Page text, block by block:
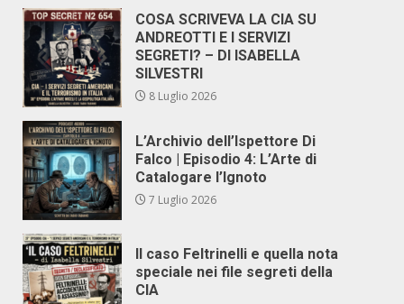
COSA SCRIVEVA LA CIA SU
ANDREOTTI E I SERVIZI
SEGRETI? – DI ISABELLA
SILVESTRI
8 Luglio 2026
L’Archivio dell’Ispettore Di
Falco | Episodio 4: L’Arte di
Catalogare l’Ignoto
7 Luglio 2026
Il caso Feltrinelli e quella nota
speciale nei file segreti della
CIA